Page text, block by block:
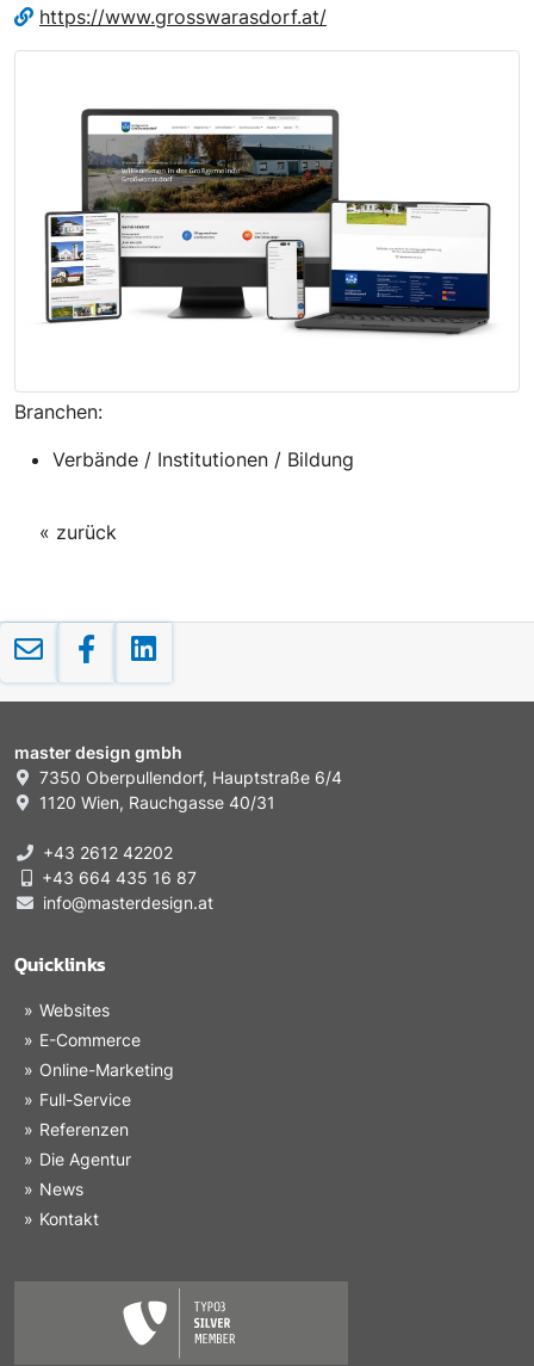
https://www.grosswarasdorf.at/
Branchen:
Verbände / Institutionen / Bildung
« zurück
master design gmbh
7350 Oberpullendorf, Hauptstraße 6/4
1120 Wien, Rauchgasse 40/31
+43 2612 42202
+43 664 435 16 87
info@masterdesign.at
Quicklinks
Websites
E-Commerce
Online-Marketing
Full-Service
Referenzen
Die Agentur
News
Kontakt